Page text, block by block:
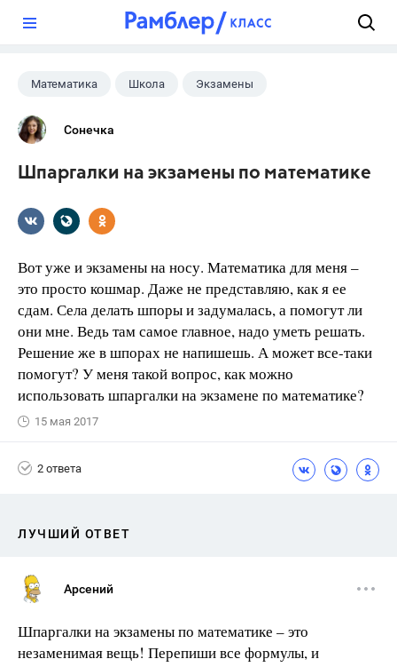
Математика Школа Экзамены
Сонечка
Шпаргалки на экзамены по математике
Вот уже и экзамены на носу. Математика для меня –
это просто кошмар. Даже не представляю, как я ее
сдам. Села делать шпоры и задумалась, а помогут ли
они мне. Ведь там самое главное, надо уметь решать.
Решение же в шпорах не напишешь. А может все-таки
помогут? У меня такой вопрос, как можно
использовать шпаргалки на экзамене по математике?
15 мая 2017
2 ответа
ЛУЧШИЙ ОТВЕТ
Арсений
Шпаргалки на экзамены по математике – это
незаменимая вещь! Перепиши все формулы, и